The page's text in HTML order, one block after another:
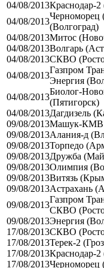
04/08/2013Краснодар-
04/08/2013
Черноморец
(Волгоград)
04/08/2013Митос
04/08/2013Волгарь
04/08/2013СКВО
04/08/2013
Газпром
Энергия
04/08/2013
Биолог-
(Пятигорск)
04/08/2013Дагдизель
09/08/2013Машук-КМВ
09/08/2013Алания-д
09/08/2013Торпедо
09/08/2013Дружба
09/08/2013Олимпия
09/08/2013Витязь
09/08/2013Астрахань
09/08/2013
Газпром
СКВО
09/08/2013Энергия
17/08/2013СКВО
17/08/2013Терек-2
17/08/2013Краснодар-2
17/08/2013Черноморец